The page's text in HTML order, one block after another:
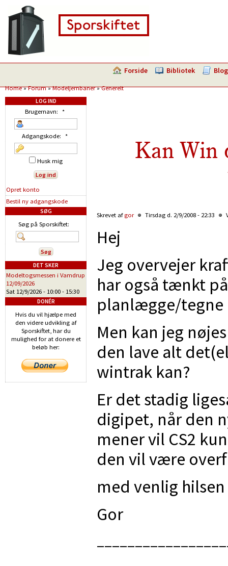
Forside Bibliotek Blog
Home»Forum»Modeljernbaner»Generelt
Kan Win
Skrevet af gor Tirsdag d. 2/9/2008 - 22:33
Hej
Jeg overvejer
har også tænkt
planlægge/tegne
Men kan jeg
den lave alt
wintrak kan?
Er det stadig
digipet, når den
mener vil CS2
den vil være
med venlig hilsen
Gor
LOG IND
Brugernavn: *
Adgangskode: *
Husk mig
Opret konto
Bestil ny adgangskode
SØG
Søg på Sporskiftet:
DET SKER
Modeltogsmessen i Vamdrup
12/09/2026
Sat 12/9/2026 - 10:00 - 15:30
DONÉR
Hvis du vil hjælpe med
den videre udvikling af
Sporskiftet, har du
mulighed for at donere et
beløb her: